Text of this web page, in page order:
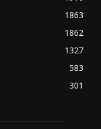
1863
1862
1327
583
301